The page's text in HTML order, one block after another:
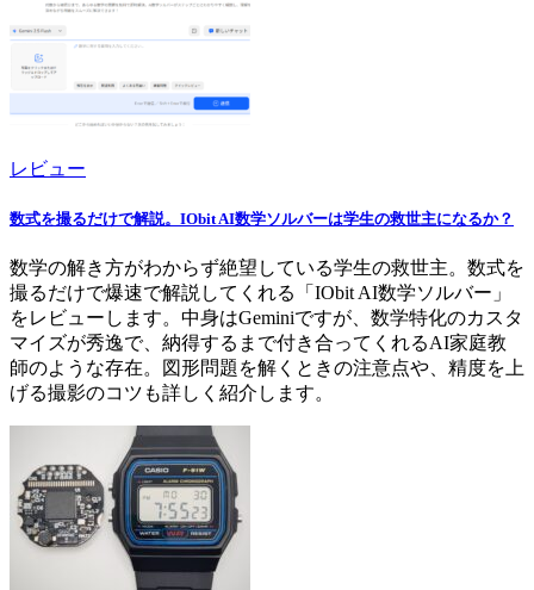
レビュー
数式を撮るだけで解説。IObit AI数学ソルバーは学生の救世主になるか？
数学の解き方がわからず絶望している学生の救世主。数式を
撮るだけで爆速で解説してくれる「IObit AI数学ソルバー」
をレビューします。中身はGeminiですが、数学特化のカスタ
マイズが秀逸で、納得するまで付き合ってくれるAI家庭教
師のような存在。図形問題を解くときの注意点や、精度を上
げる撮影のコツも詳しく紹介します。